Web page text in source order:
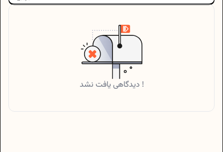
دیدگاهی یافت نشد !